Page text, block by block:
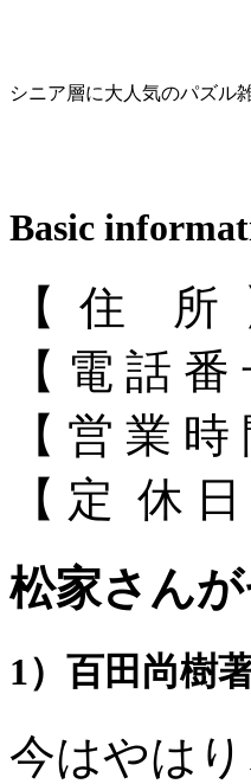
シニア層に大人気のパズル
Basic
【 住 所
【 電 話
【 営 業
【 定 休
松家さん
1）百田尚樹
今はやは